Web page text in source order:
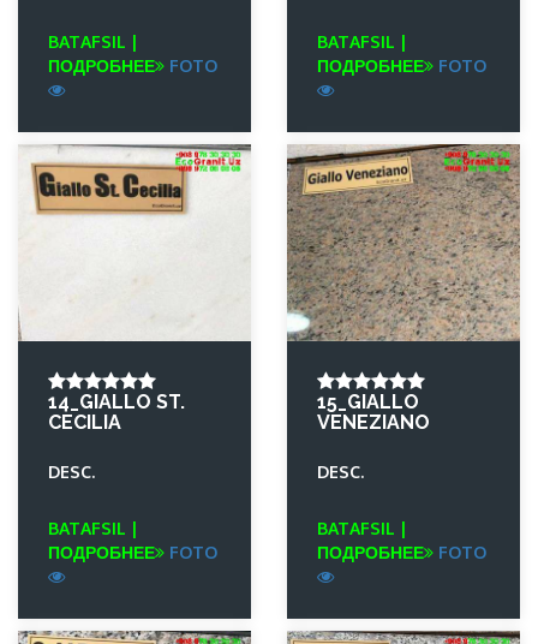
BATAFSIL |
ПОДРОБНЕЕ
FOTO
BATAFSIL |
ПОДРОБНЕЕ
FOTO
14_GIALLO ST.
CECILIA
DESC.
BATAFSIL |
ПОДРОБНЕЕ
FOTO
15_GIALLO
VENEZIANO
DESC.
BATAFSIL |
ПОДРОБНЕЕ
FOTO